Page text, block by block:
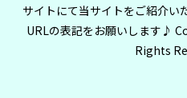
サイトにて当サイトをご紹介い
URLの表記をお願いします♪
Rights